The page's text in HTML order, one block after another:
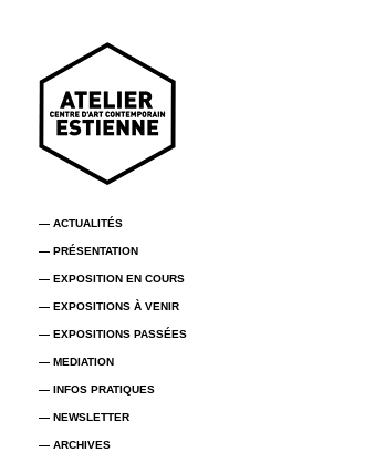
— ACTUALITÉS
— PRÉSENTATION
— EXPOSITION EN COURS
— EXPOSITIONS À VENIR
— EXPOSITIONS PASSÉES
— MEDIATION
— INFOS PRATIQUES
— NEWSLETTER
— ARCHIVES